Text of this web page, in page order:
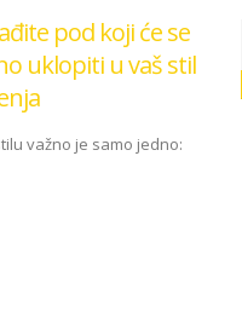
pod koji će se
uklopiti u vaš stil
važno je samo jedno: